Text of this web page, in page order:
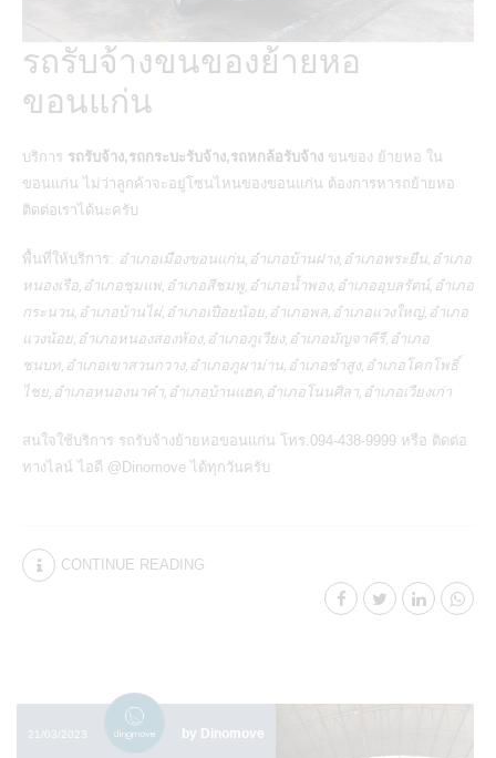
รถรับจ้างขนของย้ายหอ
ขอนแก่น
บริการ รถรับจ้าง,รถกระบะรับจ้าง,รถหกล้อรับจ้าง ขนของ ย้ายหอ ใน
ขอนแก่น ไม่ว่าลูกค้าจะอยู่โซนไหนของขอนแก่น ต้องการหารถย้ายหอ
ติดต่อเราได้นะครับ
พื้นที่ให้บริการ: อำเภอเมืองขอนแก่น,อำเภอบ้านฝาง,อำเภอพระยืน,อำเภอ
หนองเรือ,อำเภอชุมแพ,อำเภอสีชมพู,อำเภอน้ำพอง,อำเภออุบลรัตน์,อำเภอ
กระนวน,อำเภอบ้านไผ่,อำเภอเปือยน้อย,อำเภอพล,อำเภอแวงใหญ่,อำเภอ
แวงน้อย,อำเภอหนองสองห้อง,อำเภอภูเวียง,อำเภอมัญจาคีรี,อำเภอ
ชนบท,อำเภอเขาสวนกวาง,อำเภอภูผาม่าน,อำเภอซำสูง,อำเภอโคกโพธิ์
ไชย,อำเภอหนองนาคำ,อำเภอบ้านแฮด,อำเภอโนนศิลา,อำเภอเวียงเก่า
สนใจใช้บริการ รถรับจ้างย้ายหอขอนแก่น โทร.094-438-9999 หรือ ติดต่อ
ทางไลน์ ไอดี @Dinomove ได้ทุกวันครับ
CONTINUE READING
21/03/2023 by Dinomove